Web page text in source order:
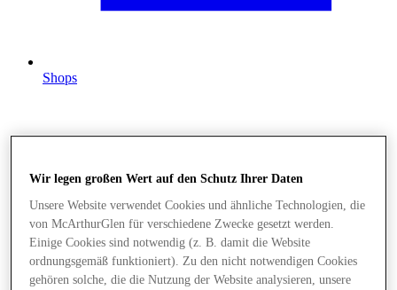
Shops
Wir legen großen Wert auf den Schutz Ihrer Daten
Unsere Website verwendet Cookies und ähnliche Technologien, die
von McArthurGlen für verschiedene Zwecke gesetzt werden.
Einige Cookies sind notwendig (z. B. damit die Website
ordnungsgemäß funktioniert). Zu den nicht notwendigen Cookies
gehören solche, die die Nutzung der Website analysieren, unsere